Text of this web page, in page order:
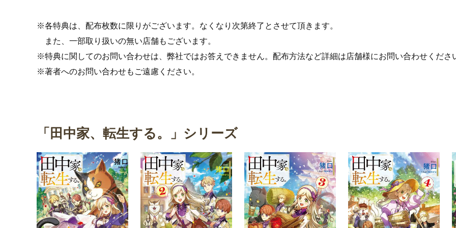
※各特典は、配布枚数に限りがございます。なくなり次第終了とさせて頂きます。
また、一部取り扱いの無い店舗もございます。
※特典に関してのお問い合わせは、弊社ではお答えできません。配布方法など詳細は店舗様にお問い合わせくださ
※著者へのお問い合わせもご遠慮ください。
「田中家、転生する。」シリーズ